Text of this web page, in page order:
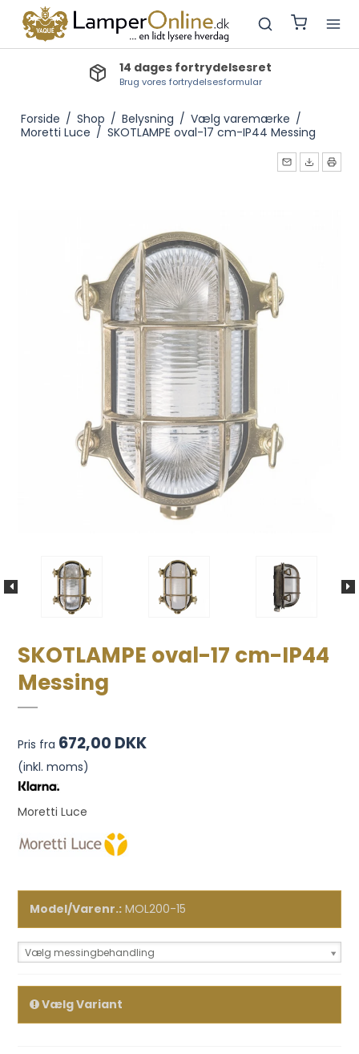
14 dages fortrydelsesret
Brug vores fortrydelsesformular
Forside / Shop / Belysning / Vælg varemærke /
Moretti Luce / SKOTLAMPE oval-17 cm-IP44 Messing
SKOTLAMPE oval-17 cm-IP44
Messing
Pris fra 672,00 DKK
(inkl. moms)
Moretti Luce
Model/Varenr.: MOL200-15
Vælg messingbehandling
Vælg Variant